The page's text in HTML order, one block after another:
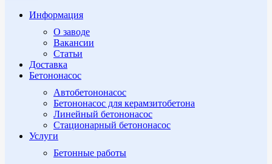
Информация
О заводе
Вакансии
Статьи
Доставка
Бетононасос
Автобетононасос
Бетононасос для керамзитобетона
Линейный бетононасос
Стационарный бетононасос
Услуги
Бетонные работы